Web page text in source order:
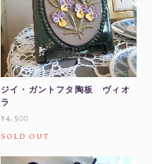
ジイ・ガントフタ陶板 ヴィオ
ラ
¥4,500
SOLD OUT